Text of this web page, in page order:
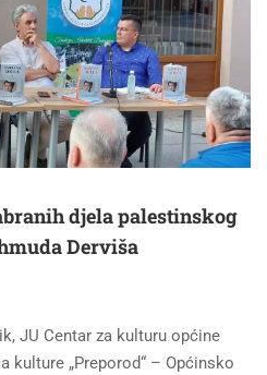
djela palestinskog
Derviša
JU Centar za kulturu općine
kulture „Preporod“ – Općinsko